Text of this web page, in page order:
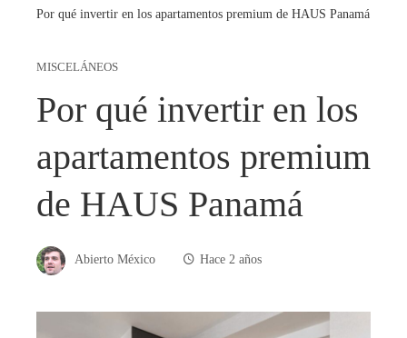
Por qué invertir en los apartamentos premium de HAUS Panamá
MISCELÁNEOS
Por qué invertir en los
apartamentos premium
de HAUS Panamá
Abierto México Hace 2 años